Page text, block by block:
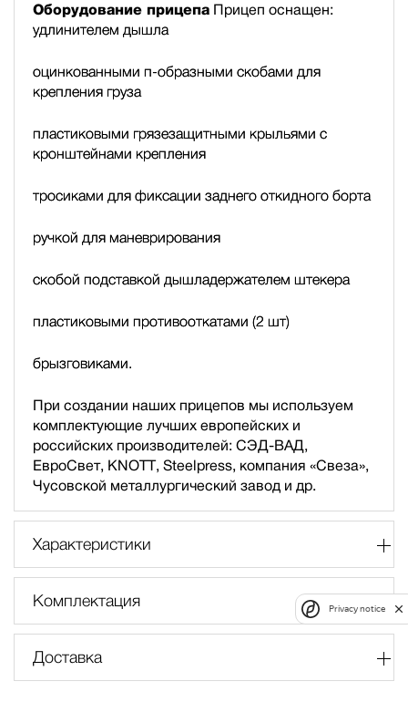
Оборудование прицепа Прицеп оснащен:
удлинителем дышла
оцинкованными п-образными скобами для
крепления груза
пластиковыми грязезащитными крыльями с
кронштейнами крепления
тросиками для фиксации заднего откидного борта
ручкой для маневрирования
скобой подставкой дышладержателем штекера
пластиковыми противооткатами (2 шт)
брызговиками.
При создании наших прицепов мы используем
комплектующие лучших европейских и
российских производителей: СЭД-ВАД,
ЕвроСвет, KNOTT, Steelpress, компания «Свеза»,
Чусовской металлургический завод и др.
Характеристики
Комплектация
Доставка
Privacy notice